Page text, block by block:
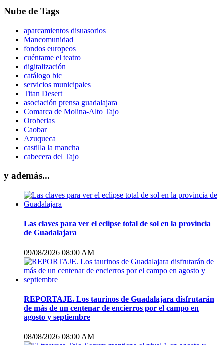
Nube de Tags
aparcamientos disuasorios
Mancomunidad
fondos europeos
cuéntame el teatro
digitalización
catálogo bic
servicios municipales
Titan Desert
asociación prensa guadalajara
Comarca de Molina-Alto Tajo
Oroberias
Caobar
Azuqueca
castilla la mancha
cabecera del Tajo
y además...
Las claves para ver el eclipse total de sol en la provincia
de Guadalajara
09/08/2026 08:00 AM
REPORTAJE. Los taurinos de Guadalajara disfrutarán
de más de un centenar de encierros por el campo en
agosto y septiembre
08/08/2026 08:00 AM